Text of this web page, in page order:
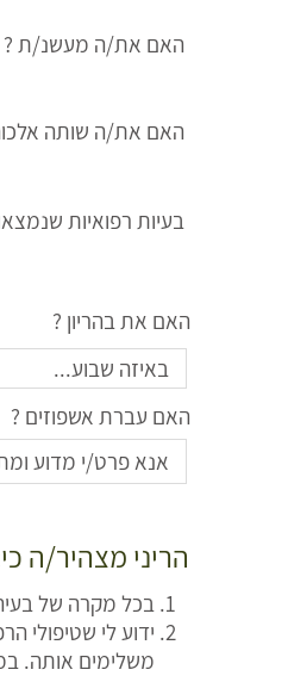
האם את/ה מעשנ/ת ?
האם את/ה שותה
בעיות רפואיות
האם את בהריון ?
האם עברת אשפוזים ?
הריני מצהיר/ה
בכל מקרה של
ידוע לי שטיפולי
משלימים אותה.